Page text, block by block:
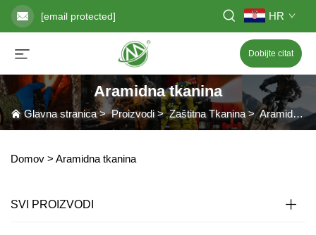
[email protected] HR
Dobijte citat
Aramidna tkanina
Glavna stranica>Proizvodi>Zaštitna Tkanina>Aramidna tkanina
Domov > Aramidna tkanina
SVI PROIZVODI